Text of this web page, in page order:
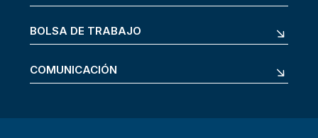
BOLSA DE TRABAJO
COMUNICACIÓN